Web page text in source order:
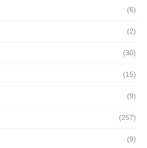
(6)
(2)
(30)
(15)
(9)
(257)
(9)